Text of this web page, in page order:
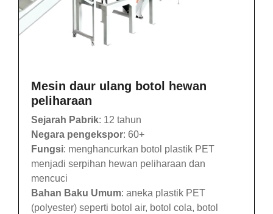
Mesin daur ulang botol hewan
peliharaan
Sejarah Pabrik: 12 tahun
Negara pengekspor: 60+
Fungsi: menghancurkan botol plastik PET
menjadi serpihan hewan peliharaan dan
mencuci
Bahan Baku Umum: aneka plastik PET
(polyester) seperti botol air, botol cola, botol